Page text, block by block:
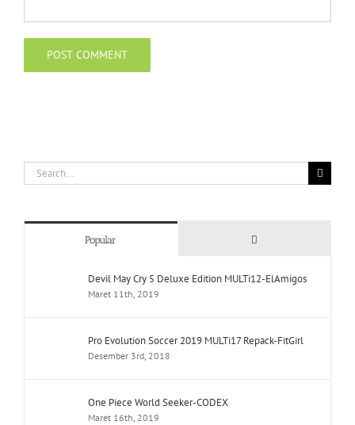
Search
for:
Popular Comments
Devil May Cry 5 Deluxe Edition MULTi12-ElAmigos
Maret 11th, 2019
Pro Evolution Soccer 2019 MULTi17 Repack-FitGirl
Desember 3rd, 2018
One Piece World Seeker-CODEX
Maret 16th, 2019